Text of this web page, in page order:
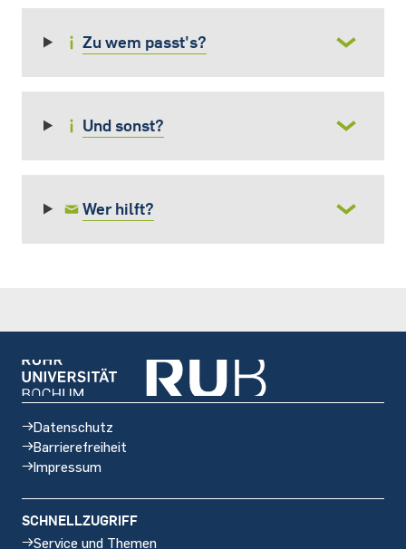
Zu wem passt's?
Und sonst?
Wer hilft?
Datenschutz
Barrierefreiheit
Impressum
SCHNELLZUGRIFF
Service und Themen